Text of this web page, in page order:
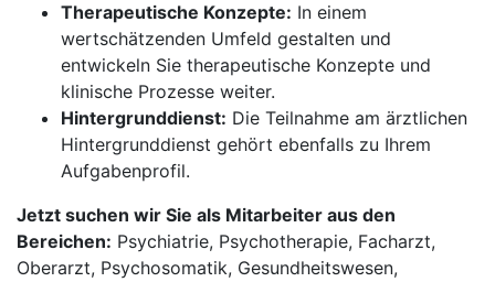
Therapeutische Konzepte: In einem
wertschätzenden Umfeld gestalten und
entwickeln Sie therapeutische Konzepte und
klinische Prozesse weiter.
Hintergrunddienst: Die Teilnahme am ärztlichen
Hintergrunddienst gehört ebenfalls zu Ihrem
Aufgabenprofil.
Jetzt suchen wir Sie als Mitarbeiter aus den
Bereichen: Psychiatrie, Psychotherapie, Facharzt,
Oberarzt, Psychosomatik, Gesundheitswesen,